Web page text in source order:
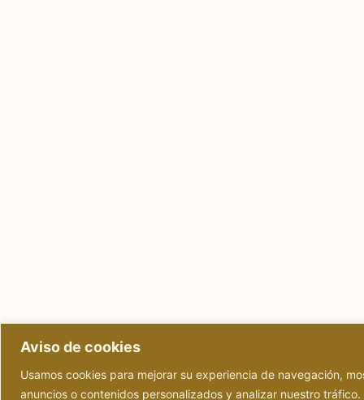
Aviso de cookies
Usamos cookies para mejorar su experiencia de navegación,
anuncios o contenidos personalizados y analizar nuestro tráfico.